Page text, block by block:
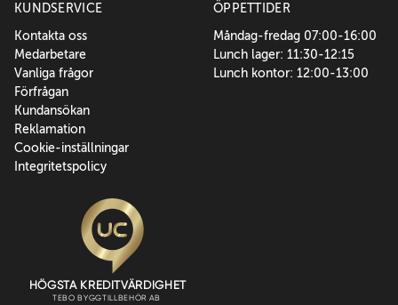
KUNDSERVICE
Kontakta oss
Medarbetare
Vanliga frågor
Förfrågan
Kundansökan
Reklamation
Cookie-inställningar
Integritetspolicy
ÖPPETTIDER
Måndag-fredag 07:00-16:00
Lunch lager: 11:30-12:15
Lunch kontor: 12:00-13:00